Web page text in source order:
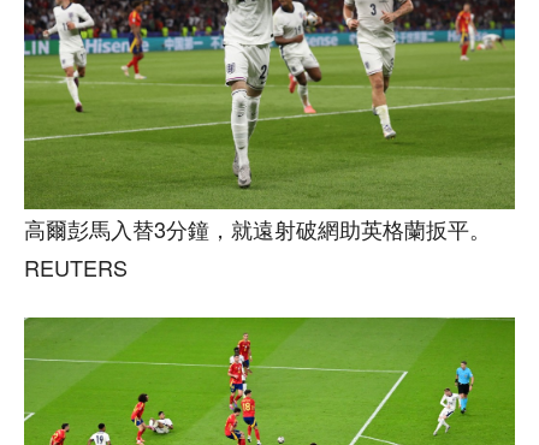
高爾彭馬入替3分鐘，就遠射破網助英格蘭扳平。
REUTERS